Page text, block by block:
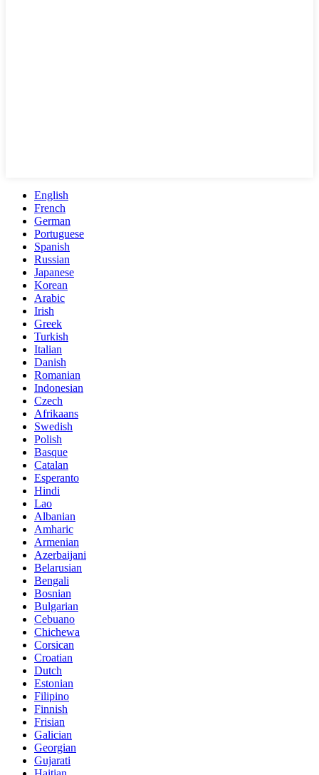
English
French
German
Portuguese
Spanish
Russian
Japanese
Korean
Arabic
Irish
Greek
Turkish
Italian
Danish
Romanian
Indonesian
Czech
Afrikaans
Swedish
Polish
Basque
Catalan
Esperanto
Hindi
Lao
Albanian
Amharic
Armenian
Azerbaijani
Belarusian
Bengali
Bosnian
Bulgarian
Cebuano
Chichewa
Corsican
Croatian
Dutch
Estonian
Filipino
Finnish
Frisian
Galician
Georgian
Gujarati